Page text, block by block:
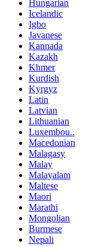
Hungarian
Icelandic
Igbo
Javanese
Kannada
Kazakh
Khmer
Kurdish
Kyrgyz
Latin
Latvian
Lithuanian
Luxembou..
Macedonian
Malagasy
Malay
Malayalam
Maltese
Maori
Marathi
Mongolian
Burmese
Nepali